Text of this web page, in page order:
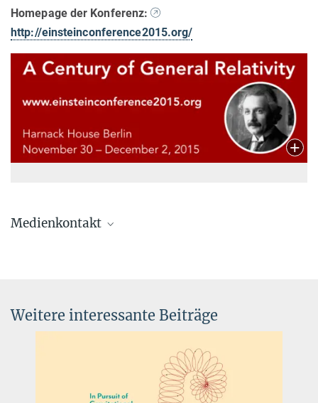
Homepage der Konferenz:
http://einsteinconference2015.org/
Medienkontakt
+49 331 567-7303
elke.mueller@...
Weitere interessante Beiträge